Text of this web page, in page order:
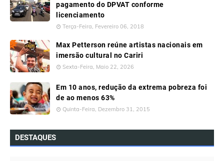
pagamento do DPVAT conforme
licenciamento
Terça-Feira, Fevereiro 06, 2018
Max Petterson reúne artistas nacionais em
imersão cultural no Cariri
Sexta-Feira, Maio 22, 2026
Em 10 anos, redução da extrema pobreza foi
de ao menos 63%
Quinta-Feira, Dezembro 31, 2015
DESTAQUES